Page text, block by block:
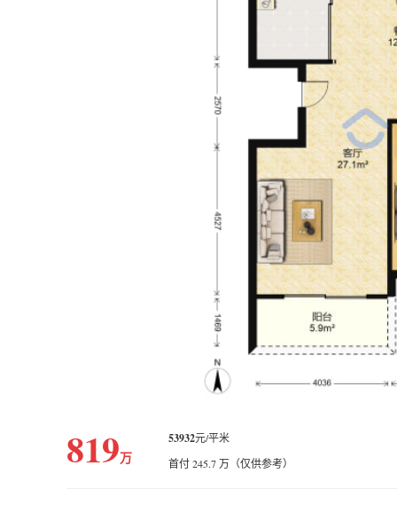
819万
53932元/平米
首付 245.7 万（仅供参考）